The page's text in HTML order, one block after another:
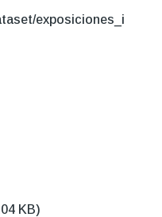
exposiciones_i
KB)